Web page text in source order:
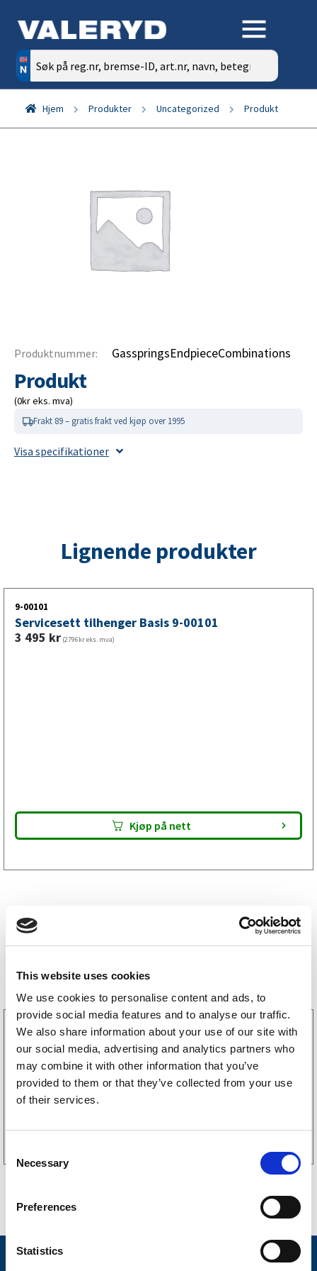
This website uses cookies
We use cookies to personalise content and ads, to
provide social media features and to analyse our traffic.
We also share information about your use of our site with
our social media, advertising and analytics partners who
may combine it with other information that you’ve
provided to them or that they’ve collected from your use
of their services.
o
n
Necessary
Preferences
Statistics
Søk
etter:
Hjem Produkter Uncategorized Produkt
Produktnummer: GasspringsEndpieceCombinations
Produkt
(0kr eks. mva)
Frakt 89 – gratis frakt ved kjøp over 1995
Visa specifikationer
Lignende produkter
9-00101
Servicesett tilhenger Basis 9-00101
3 495 kr (2796kr eks. mva)
Kjøp på nett
Bestselgere
3160052
LGF skilt Selvklebende
(205kr eks. mva)